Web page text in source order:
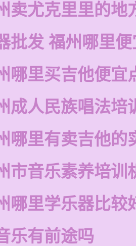
卖尤克里里的地
批发 福州哪里
哪里买吉他便宜
成人民族唱法培
哪里有卖吉他的
市音乐素养培训
哪里学乐器比较
乐有前途吗